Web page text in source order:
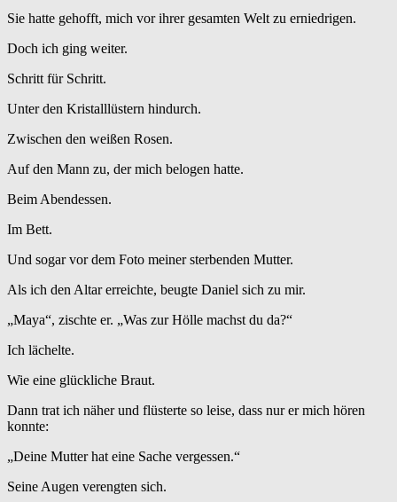
Sie hatte gehofft, mich vor ihrer gesamten Welt zu erniedrigen.
Doch ich ging weiter.
Schritt für Schritt.
Unter den Kristalllüstern hindurch.
Zwischen den weißen Rosen.
Auf den Mann zu, der mich belogen hatte.
Beim Abendessen.
Im Bett.
Und sogar vor dem Foto meiner sterbenden Mutter.
Als ich den Altar erreichte, beugte Daniel sich zu mir.
„Maya“, zischte er. „Was zur Hölle machst du da?“
Ich lächelte.
Wie eine glückliche Braut.
Dann trat ich näher und flüsterte so leise, dass nur er mich hören
konnte:
„Deine Mutter hat eine Sache vergessen.“
Seine Augen verengten sich.